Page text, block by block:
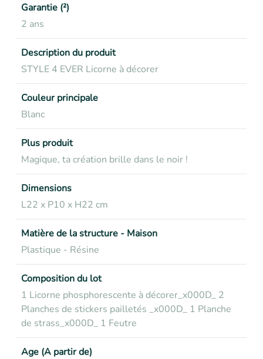
Garantie (²)
2 ans
Description du produit
STYLE 4 EVER Licorne à décorer
Couleur principale
Blanc
Plus produit
Magique, ta création brille dans le noir !
Dimensions
L22 x P10 x H22 cm
Matière de la structure - Maison
Plastique - Résine
Composition du lot
1 Licorne phosphorescente à décorer_x000D_ 2
Planches de stickers pailletés _x000D_ 1 Planche
de strass_x000D_ 1 Feutre
Age (A partir de)